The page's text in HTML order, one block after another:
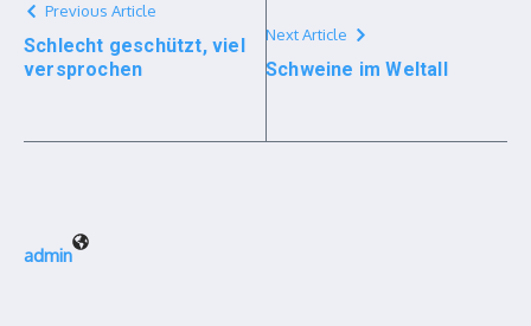
Previous Article
Schlecht geschützt, viel
versprochen
Next Article
Schweine im Weltall
admin